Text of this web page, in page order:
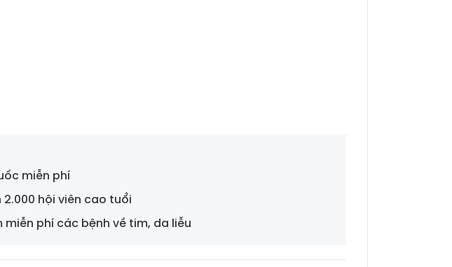
miễn phí
hội viên cao tuổi
phí các bệnh về tim, da liễu